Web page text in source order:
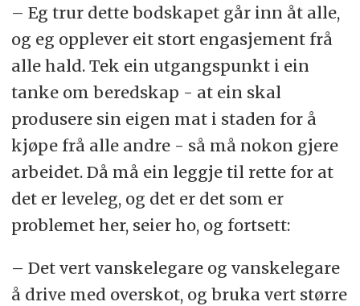
– Eg trur dette bodskapet går inn åt alle,
og eg opplever eit stort engasjement frå
alle hald. Tek ein utgangspunkt i ein
tanke om beredskap - at ein skal
produsere sin eigen mat i staden for å
kjøpe frå alle andre - så må nokon gjere
arbeidet. Då må ein leggje til rette for at
det er leveleg, og det er det som er
problemet her, seier ho, og fortsett:
– Det vert vanskelegare og vanskelegare
å drive med overskot, og bruka vert større